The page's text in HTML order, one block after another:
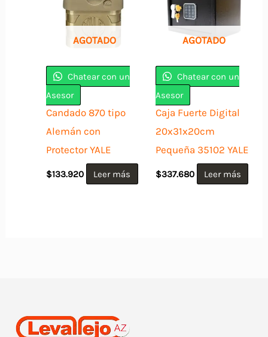
AGOTADO
Chatear con un
Asesor
Candado 870 tipo
Alemán con
Protector YALE
$133.920 Leer más
AGOTADO
Chatear con un
Asesor
Caja Fuerte Digital
20x31x20cm
Pequeña 35102 YALE
$337.680 Leer más